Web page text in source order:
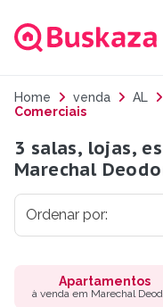
Home venda AL
Comerciais
3 salas, lojas,
Marechal
Apartamentos
à venda em Marechal